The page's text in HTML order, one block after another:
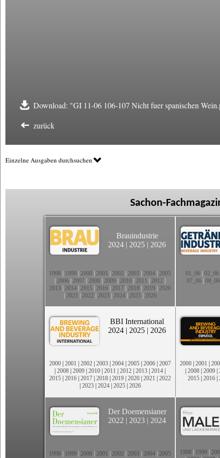
Download: "GI 11-06 106-107 Nicht fuer spanischen
zurück
Einzelne Ausgaben durchsuchen
Sachon-
Brauindustrie
2024 | 2025 | 2026
1998 1999 2000 2001 2002 2003 2004 2005
2006 2007 2008 2009 2010 2011 2012
2013 2014 2015 2016 2017 2018 2019 2020
2021 2022 2023| 2024| 2025| 2026
01_06| 02_06
07_06 08_06
BBI International
2024 | 2025 | 2026
2000 | 2001 | 2002 | 2003 | 2004 | 2005 | 2006 | 2007
| 2008 | 2009 | 2010 | 2011 | 2012 | 2013 | 2014 |
2015 | 2016 | 2017 | 2018 | 2019 | 2020 | 2021 | 2022
| 2023| 2024| 2025| 2026
2000 | 2001 |
| 2008 | 2009 |
2015 | 2016 |
Der Doemensianer
2022 | 2023 | 2024
1998 1999 2000 2001 2002 2003 2004 2005
1998 1999